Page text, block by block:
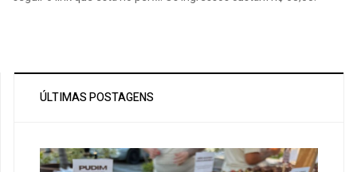
ÚLTIMAS POSTAGENS